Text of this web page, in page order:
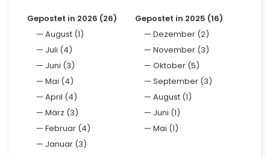
Gepostet in 2026 (26)
August (1)
Juli (4)
Juni (3)
Mai (4)
April (4)
März (3)
Februar (4)
Januar (3)
Gepostet in 2025 (16)
Dezember (2)
November (3)
Oktober (5)
September (3)
August (1)
Juni (1)
Mai (1)